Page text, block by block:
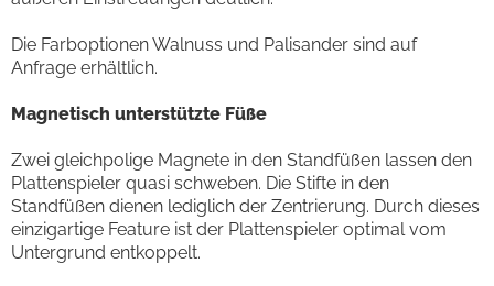
Die Farboptionen Walnuss und Palisander sind auf
Anfrage erhältlich.
Magnetisch unterstützte Füße
Zwei gleichpolige Magnete in den Standfüßen lassen den
Plattenspieler quasi schweben. Die Stifte in den
Standfüßen dienen lediglich der Zentrierung. Durch dieses
einzigartige Feature ist der Plattenspieler optimal vom
Untergrund entkoppelt.